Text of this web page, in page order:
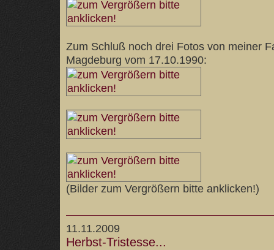
Zum Schluß noch drei Fotos von meiner
Magdeburg vom 17.10.1990:
(Bilder zum Vergrößern bitte anklicken!)
11.11.2009
Herbst-Tristesse...